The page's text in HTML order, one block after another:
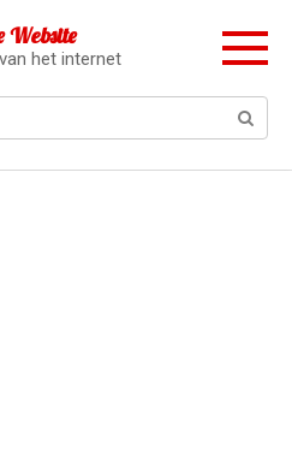
Website
het internet